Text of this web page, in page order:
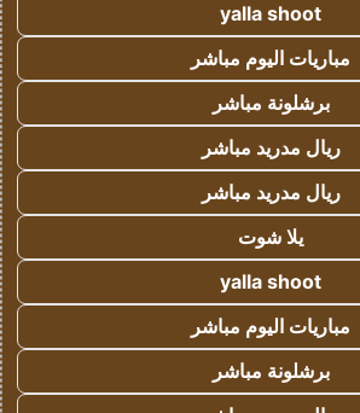
yalla shoot
مباريات اليوم مباشر
برشلونة مباشر
ريال مدريد مباشر
ريال مدريد مباشر
يلا شوت
yalla shoot
مباريات اليوم مباشر
برشلونة مباشر